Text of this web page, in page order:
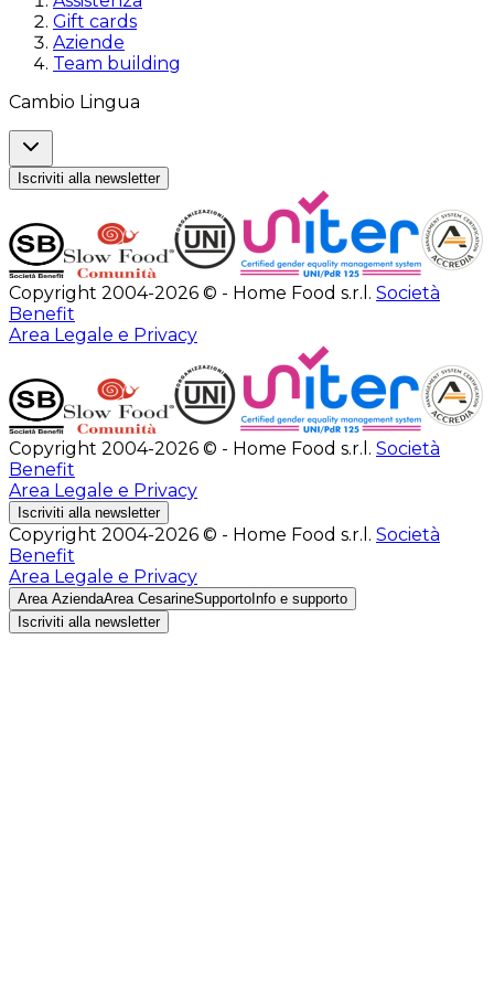
Gift cards
Aziende
Team building
Cambio Lingua
Iscriviti alla newsletter
Copyright 2004-2026 © - Home Food s.r.l. Società
Benefit
Area Legale e Privacy
Copyright 2004-2026 © - Home Food s.r.l. Società
Benefit
Area Legale e Privacy
Iscriviti alla newsletter
Copyright 2004-2026 © - Home Food s.r.l. Società
Benefit
Area Legale e Privacy
Area AziendaArea CesarineSupporto Info e supporto
Iscriviti alla newsletter